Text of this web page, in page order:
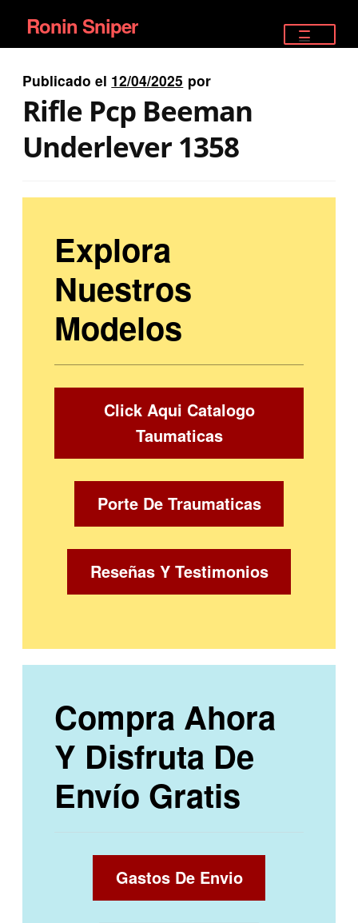
Ir
a
la
navegación
Ir
al
contenido
Ronin Sniper
EQUIPAMIENTO ÉLITE
PISTOLAS
Publicado el 12/04/2025 por
Rifle Pcp Beeman
Underlever 1358
Explora
Nuestros
Modelos
Click Aqui Catalogo
Taumaticas
Porte De Traumaticas
Reseñas Y Testimonios
Compra Ahora
Y Disfruta De
Envío Gratis
Gastos De Envio